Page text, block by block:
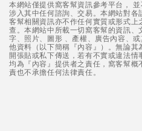
本網站僅提供窩客幫資訊參考平台， 並
涉入其中任何諮詢、交易。本網站對各
客幫相關資訊亦不作任何實質或形式上
查。本網站中所載一切窩客幫的資訊、
字、照片、圖形 、產權、廣告內容、或
他資料（以下簡稱『內容』）。無論其
開張貼或私下傳送，若有不實或違法情
均為『內容』提供者之責任，窩客幫概
責也不承擔任何法律責任。